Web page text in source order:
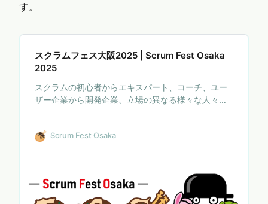
す。
スクラムフェス大阪2025 | Scrum Fest Osaka
2025
スクラムの初心者からエキスパート、コーチ、ユー
ザー企業から開発企業、立場の異なる様々な人々が
けでなく、ここで出会ったエキスパートに困りごと
Scrum Fest Osaka